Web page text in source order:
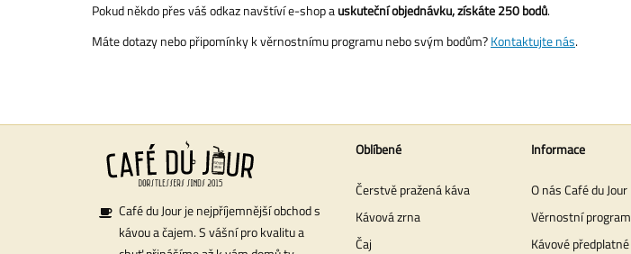
Pokud někdo přes váš odkaz navštíví e-shop auskuteční objednávku, získáte 250 bodů.
Máte dotazy nebo připomínky k věrnostnímu programu nebo svým bodům?Kontaktujte nás.
Café du Jour je nejpříjemnější obchod s
kávou a čajem. S vášní pro kvalitu a
Oblíbené
Čerstvě pražená káva
Kávová zrna
Čaj
Informace
O nás Café du Jour
Věrnostní program
Kávové předplatné